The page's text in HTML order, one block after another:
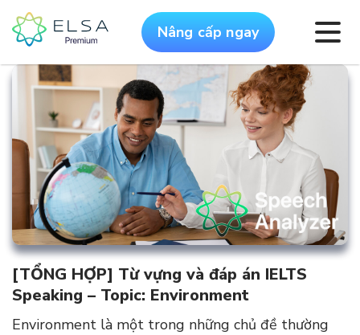
Nâng cấp ngay
[TỔNG HỢP] Từ vựng và đáp án IELTS
Speaking – Topic: Environment
Environment là một trong những chủ đề thường